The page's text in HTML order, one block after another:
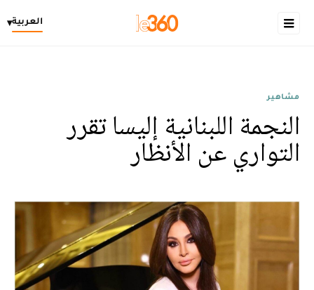
العربية▾
مشاهير
النجمة اللبنانية إليسا تقرر
التواري عن الأنظار